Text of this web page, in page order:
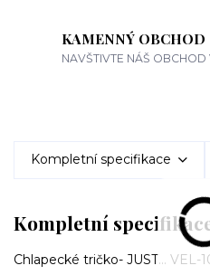
KAMENNÝ OBCHOD
NAVŠTIVTE NÁŠ OBCHOD
Kompletní specifikace
Kompletní
Chlapecké tričko- JUST... VEL-